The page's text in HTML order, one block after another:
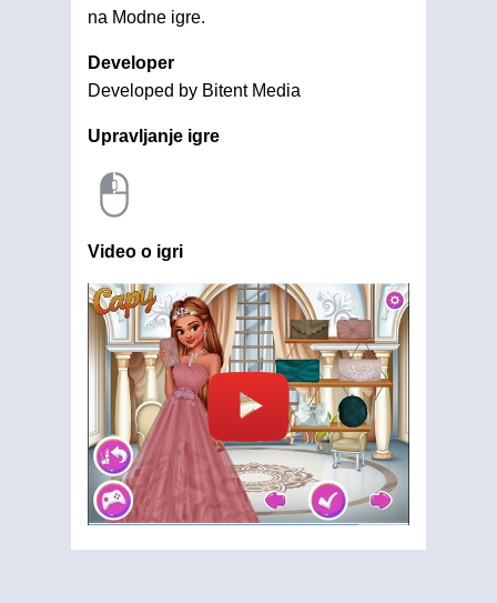
na Modne igre.
Developer
Developed by Bitent Media
Upravljanje igre
Video o igri